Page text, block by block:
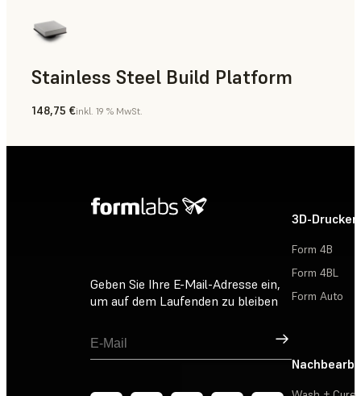
Stainless Steel Build Platform
148,75 €inkl. 19 % MwSt.
Geben Sie Ihre E-Mail-Adresse ein,
um auf dem Laufenden zu bleiben
Registrieren
3D-Drucker
Form 4B
Form 4BL
Form Auto